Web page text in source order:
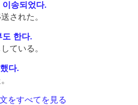
이송되었다.
された。
도 한다.
ている。
다.
をすべてを見る